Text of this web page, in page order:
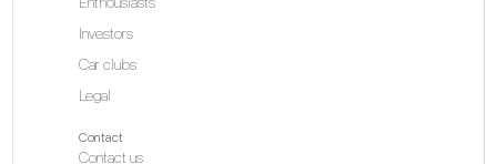
Investors
Car clubs
Legal
Contact
Contact us